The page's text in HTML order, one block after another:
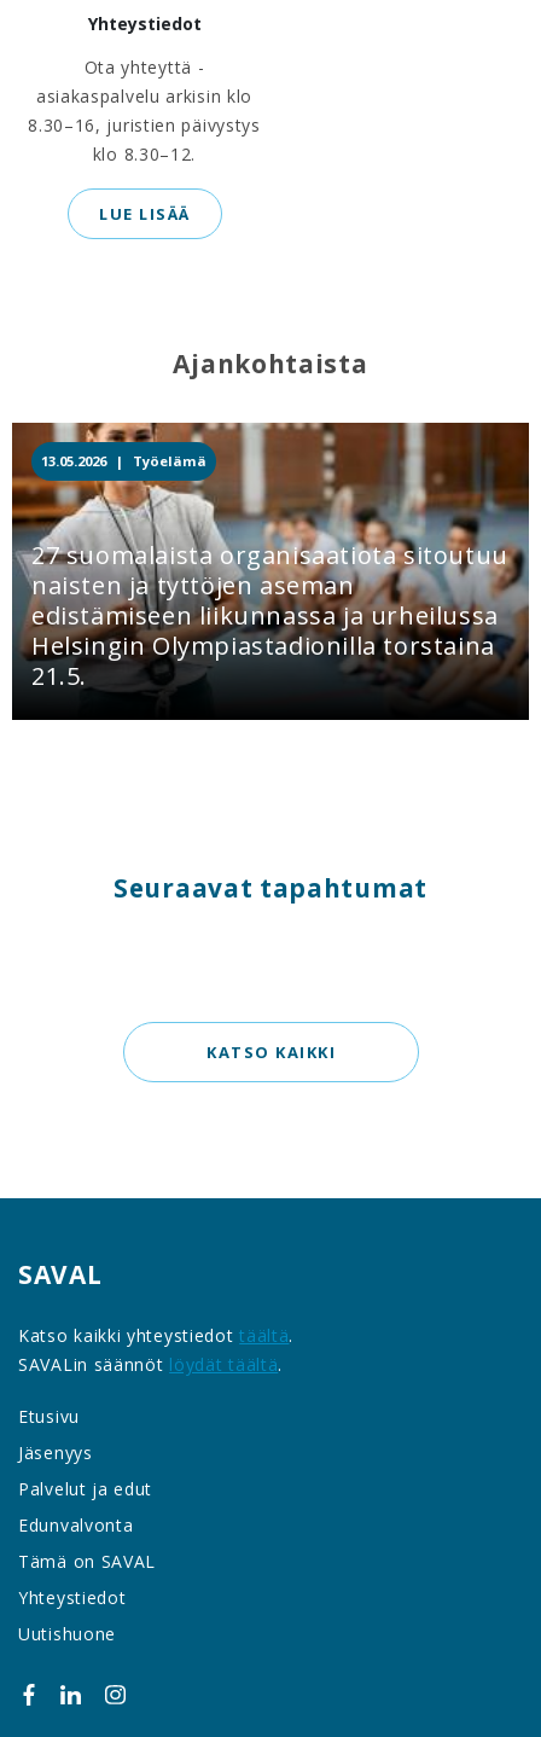
Yhteystiedot
Ota yhteyttä -
asiakaspalvelu arkisin klo
8.30–16, juristien päivystys
klo 8.30–12.
LUE LISÄÄ
Ajankohtaista
13.05.2026 | Työelämä
27 suomalaista organisaatiota sitoutuu
naisten ja tyttöjen aseman
edistämiseen liikunnassa ja urheilussa
Helsingin Olympiastadionilla torstaina
21.5.
Seuraavat tapahtumat
KATSO KAIKKI
SAVAL
Katso kaikki yhteystiedottäältä.
SAVALin säännöt löydät täältä.
Etusivu
Jäsenyys
Palvelut ja edut
Edunvalvonta
Tämä on SAVAL
Yhteystiedot
Uutishuone